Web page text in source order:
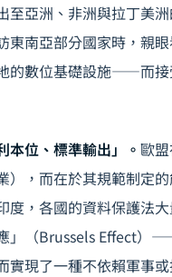
亞洲、非洲與拉丁美洲
東南亞部分國家時，親
的數位基礎設施——而
本位、標準輸出」。 歐
），而在於其規範制定
度，各國的資料保護法
」（Brussels Effect）
實現了一種不依賴軍事